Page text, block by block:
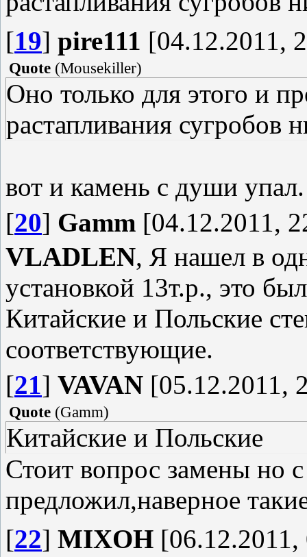
[19] pire111 [04.12.2011,
Quote (Mousekiller)
Оно только для этого и
растапливания сугробов
вот и камень с души упал.
[20] Gamm [04.12.2011,
VLADLEN, Я нашел в
установкой 13т.р., это
Китайские и Польские
соответствующие.
[21] VAVAN [05.12.2011,
Quote (Gamm)
Китайские и Польские
Стоит вопрос замены но
предложил,наверное
[22] MIXOH